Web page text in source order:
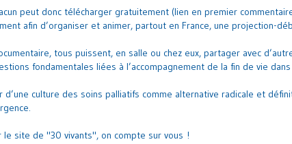
peut donc télécharger gratuitement (lien en premier
afin d’organiser et animer, partout en France, une projection-
tous puissent, en salle ou chez eux, partager avec
fondamentales liées à l’accompagnement de la fin de vie
d’une culture des soins palliatifs comme alternative radicale et
le site de "30 vivants", on compte sur vous !